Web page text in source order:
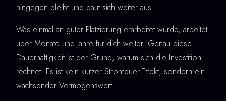
hingegen bleibt und baut sich weiter aus.
Was einmal an guter Platzierung erarbeitet wurde, arbeitet
über Monate und Jahre für dich weiter. Genau diese
Dauerhaftigkeit ist der Grund, warum sich die Investition
rechnet. Es ist kein kurzer Strohfeuer-Effekt, sondern ein
wachsender Vermögenswert.